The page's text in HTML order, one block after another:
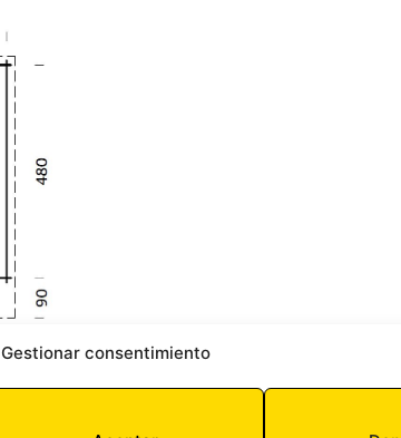
Gestionar consentimiento